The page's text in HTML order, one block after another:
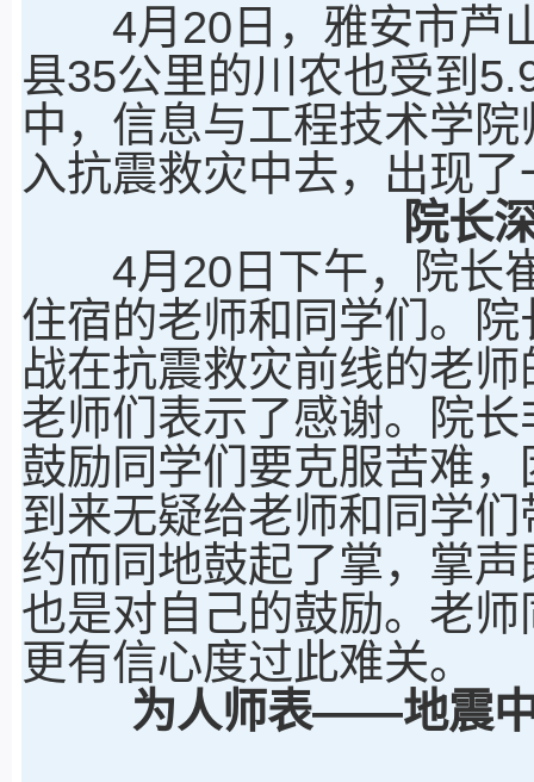
4月20日，雅安市芦
县35公里的川农也受到
中，信息与工程技术学
入抗震救灾中去，出现
院长
4月20日下午，院长崔
住宿的老师和同学们。
战在抗震救灾前线的老
老师们表示了感谢。院
鼓励同学们要克服苦难
到来无疑给老师和同学
约而同地鼓起了掌，掌
也是对自己的鼓励。老
更有信心度过此难关。
为人师表——地震